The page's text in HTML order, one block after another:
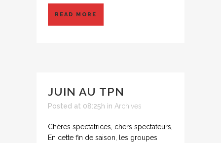
READ MORE
JUIN AU TPN
Posted at 08:25h in Archives
Chères spectatrices, chers spectateurs,
En cette fin de saison, les groupes